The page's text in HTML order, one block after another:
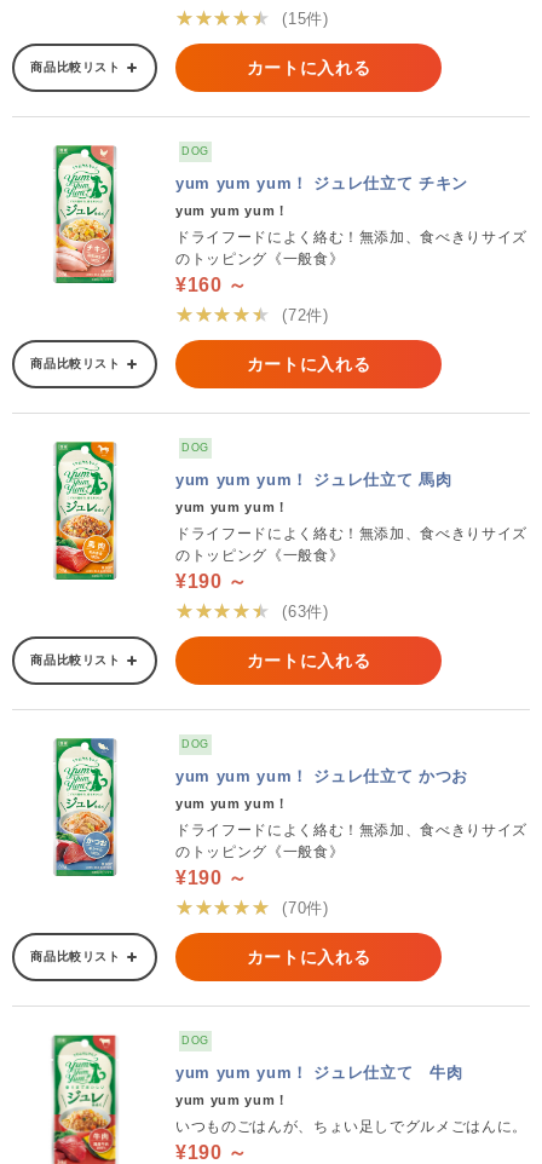
★★★★★
(15件)
商品比較リスト カートに入れる
DOG
yum yum yum！ ジュレ仕立て チキン
yum yum yum！
ドライフードによく絡む！無添加、食べきりサイズ
のトッピング《一般食》
¥160 ～
★★★★★
(72件)
商品比較リスト カートに入れる
DOG
yum yum yum！ ジュレ仕立て 馬肉
yum yum yum！
ドライフードによく絡む！無添加、食べきりサイズ
のトッピング《一般食》
¥190 ～
★★★★★
(63件)
商品比較リスト カートに入れる
DOG
yum yum yum！ ジュレ仕立て かつお
yum yum yum！
ドライフードによく絡む！無添加、食べきりサイズ
のトッピング《一般食》
¥190 ～
★★★★★
(70件)
商品比較リスト カートに入れる
DOG
yum yum yum！ ジュレ仕立て 牛肉
yum yum yum！
いつものごはんが、ちょい足しでグルメごはんに。
¥190 ～